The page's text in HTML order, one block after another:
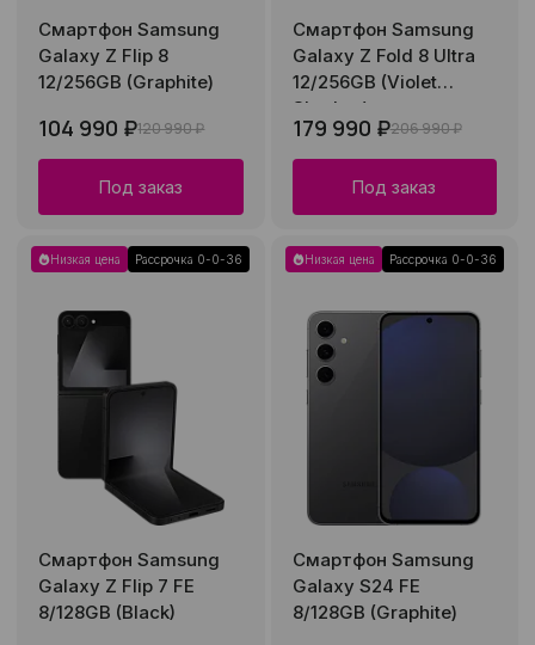
Смартфон Samsung
Galaxy Z Flip 8
12/256GB (Graphite)
104 990 ₽120 990 ₽
Под заказ
Смартфон Samsung
Galaxy Z Fold 8 Ultra
12/256GB (Violet
Shadow)
179 990 ₽206 990 ₽
Под заказ
Низкая цена Рассрочка 0-0-36
Смартфон Samsung
Galaxy Z Flip 7 FE
8/128GB (Black)
Низкая цена Рассрочка 0-0-36
Смартфон Samsung
Galaxy S24 FE
8/128GB (Graphite)